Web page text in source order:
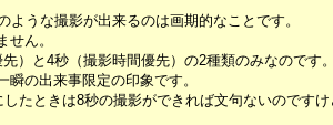
ような撮影が出来るのは画期的なことです。
せん。
）と4秒（撮影時間優先）の2種類のみなのです
瞬の出来事限定の印象です。
たときは8秒の撮影ができれば文句ないのです